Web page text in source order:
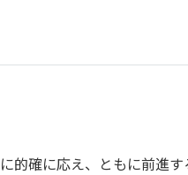
的確に応え、ともに前進す